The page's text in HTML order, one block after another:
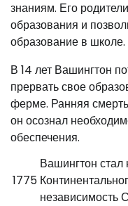
знаниям. Его
образования и
образование в школе.
В 14 лет Вашингтон
прервать свое
ферме. Ранняя
он осознал
обеспечения.
1775
Вашингтон
независимость